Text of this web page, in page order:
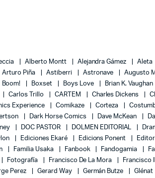
Alberto Montt Alejandra Gámez Aleta
Arturo Piña Astiberri Astronave Augusto
Boom! Boxset Boys Love Brian K. Vaughan
Carlos Trillo CARTEM Charles Dickens
Experience Comikaze Corteza
Dark Horse Comics Dave McKean
DOC PASTOR DOLMEN EDITORIAL
Ediciones Ekaré Edicions Ponent
Familia Usaka Fanbook Fandogamia
Fotografía Francisco De La Mora Francisco
Perez Gerard Way Germán Butze Glénat